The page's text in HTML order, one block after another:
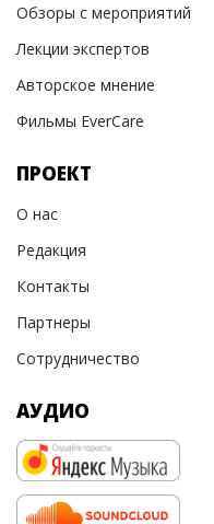
Обзоры с мероприятий
Лекции экспертов
Авторское мнение
Фильмы EverCare
ПРОЕКТ
О нас
Редакция
Контакты
Партнеры
Сотрудничество
АУДИО